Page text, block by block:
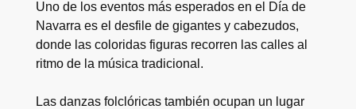
Uno de los eventos más esperados en el Día de
Navarra es el desfile de gigantes y cabezudos,
donde las coloridas figuras recorren las calles al
ritmo de la música tradicional.
Las danzas folclóricas también ocupan un lugar